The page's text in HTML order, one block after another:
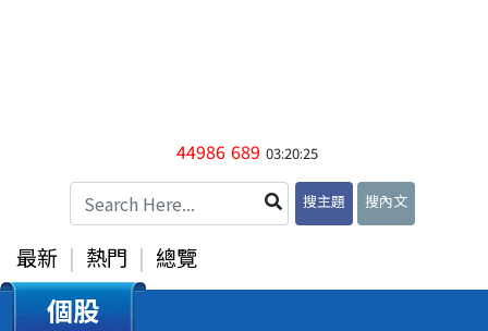
44986 689 03:20:25
搜主題 搜內文
最新 熱門 總覽
個股